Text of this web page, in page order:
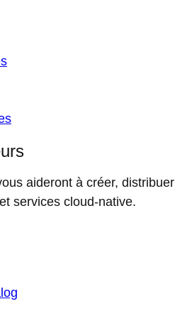
aideront à créer, distribuer
services cloud-native.